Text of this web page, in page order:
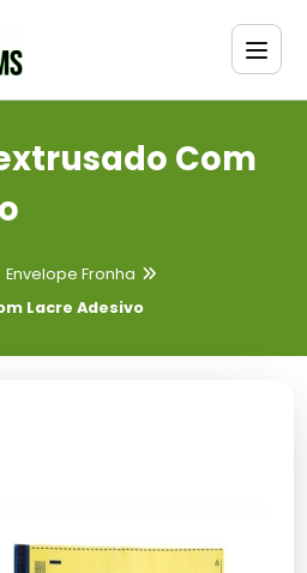
Com
Envelope Fronha
Lacre Adesivo